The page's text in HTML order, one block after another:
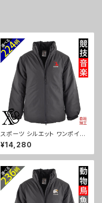
スポーツ シルエット ワンポイン
ト 刺繍 中綿 スタンド ジャケット
メンズ アウターウェア インサレ
ーテッド 雑貨 グッズ 自社ブラン
カー バスケ テニス 誕生日 クリ
スマス ori-a-jkt19-b08-s
¥14,280